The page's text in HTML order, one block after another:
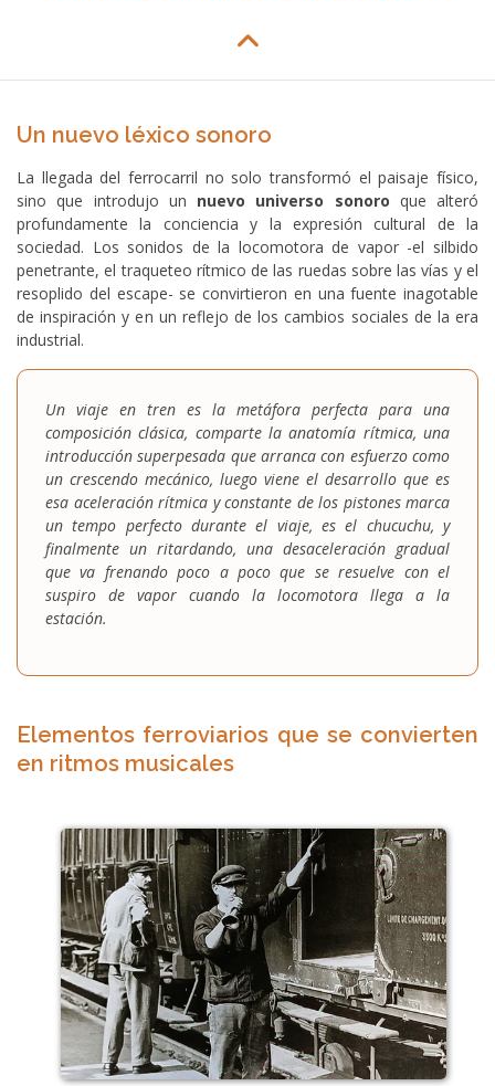
Un nuevo léxico sonoro
La llegada del ferrocarril no solo transformó el paisaje físico,
sino que introdujo un nuevo universo sonoro que alteró
profundamente la conciencia y la expresión cultural de la
sociedad. Los sonidos de la locomotora de vapor -el silbido
penetrante, el traqueteo rítmico de las ruedas sobre las vías y el
resoplido del escape- se convirtieron en una fuente inagotable
de inspiración y en un reflejo de los cambios sociales de la era
industrial.
Un viaje en tren es la metáfora perfecta para una
composición clásica, comparte la anatomía rítmica, una
introducción superpesada que arranca con esfuerzo como
un crescendo mecánico, luego viene el desarrollo que es
esa aceleración rítmica y constante de los pistones marca
un tempo perfecto durante el viaje, es el chucuchu, y
finalmente un ritardando, una desaceleración gradual
que va frenando poco a poco que se resuelve con el
suspiro de vapor cuando la locomotora llega a la
estación.
Elementos ferroviarios que se convierten
en ritmos musicales